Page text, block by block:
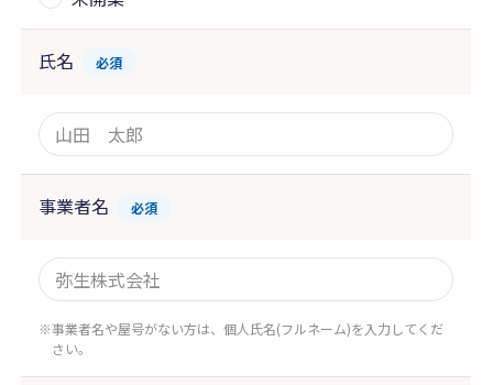
氏名 必須
事業者名 必須
事業者名や屋号がない方は、個人氏名(フルネーム)を入力してくだ
さい。